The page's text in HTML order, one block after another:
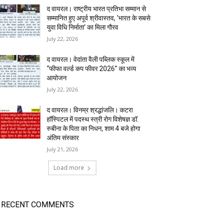
द वायरल। राष्ट्रीय भारत प्रतिभा सम्मान से
सम्मानित हुए अपूर्व श्रीवास्तव, ‘भारत के सबसे
युवा विधि निर्माता’ का मिला गौरव
July 22, 2026
द वायरल। वेदांता वैली पब्लिक स्कूल में
“फीफा वर्ल्ड कप फीवर 2026” का भव्य
आयोजन
July 22, 2026
द वायरल। विनम्र श्रद्धांजलि। कटरा
हॉस्पिटल में पदस्थ स्त्री रोग विशेषज्ञ डॉ.
रुबीना के पिता का निधन, शाम 4 बजे होगा
अंतिम संस्कार
July 21, 2026
Load more
RECENT COMMENTS